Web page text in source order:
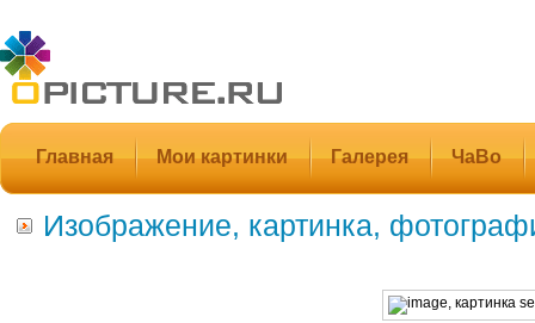
Главная Мои картинки Галерея ЧаВо
Изображение, картинка,